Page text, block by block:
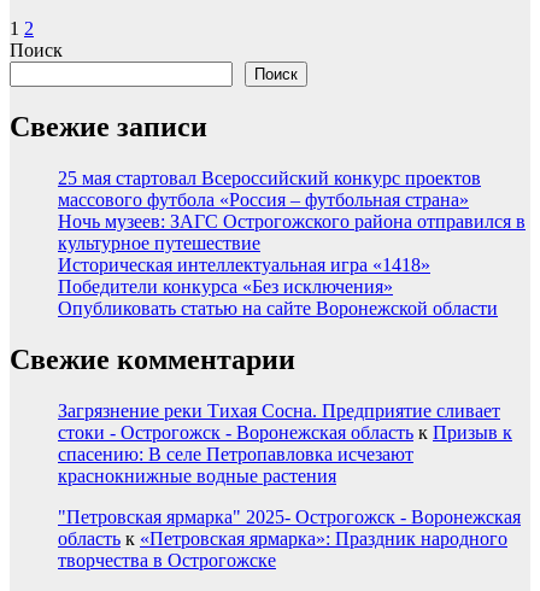
Пагинация
записей
1 2
Поиск
Поиск
Свежие записи
25 мая стартовал Всероссийский конкурс проектов
массового футбола «Россия – футбольная страна»
Ночь музеев: ЗАГС Острогожского района отправился в
культурное путешествие
Историческая интеллектуальная игра «1418»
Победители конкурса «Без исключения»
Опубликовать статью на сайте Воронежской области
Свежие комментарии
Загрязнение реки Тихая Сосна. Предприятие сливает
стоки - Острогожск - Воронежская область к Призыв к
спасению: В селе Петропавловка исчезают
краснокнижные водные растения
"Петровская ярмарка" 2025- Острогожск - Воронежская
область к «Петровская ярмарка»: Праздник народного
творчества в Острогожске